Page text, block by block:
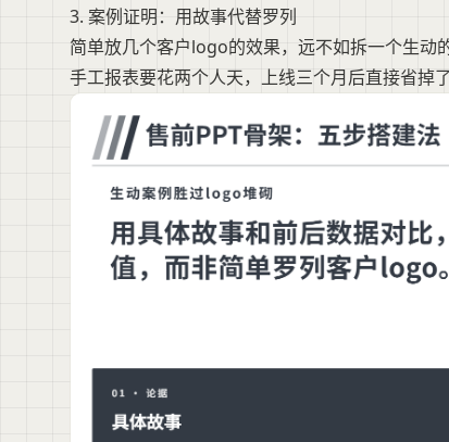
3. 案例证明：用故事代替罗列
简单放几个客户logo的效果，远不如拆一个生动
手工报表要花两个人天，上线三个月后直接省掉